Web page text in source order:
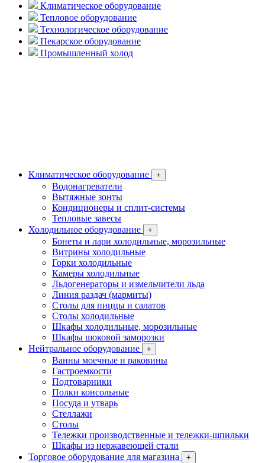
Климатическое оборудование
Тепловое оборудование
Технологическое оборудование
Пекарское оборудование
Промышленный холод
Климатическое оборудование +
Водонагреватели
Вытяжные зонты
Кондиционеры и сплит-системы
Тепловые завесы
Холодильное оборудование
+
Бонеты и лари холодильные, морозильные
Витрины холодильные
Горки холодильные
Камеры холодильные
Льдогенераторы и измельчители льда
Линия раздач (мармиты)
Столы для пиццы и салатов
Столы холодильные
Шкафы холодильные, морозильные
Шкафы шоковой заморозки
Нейтральное оборудование
+
Ванны моечные и раковины
Гастроемкости
Подтоварники
Полки консольные
Посуда и утварь
Стеллажи
Столы
Тележки производственные и тележки-шпильки
Шкафы из нержавеющей стали
Торговое оборудование для магазина
+